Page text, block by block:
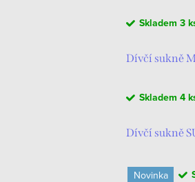
Skladem 3
Dívčí sukně
Skladem 4
Dívčí sukně
Novinka